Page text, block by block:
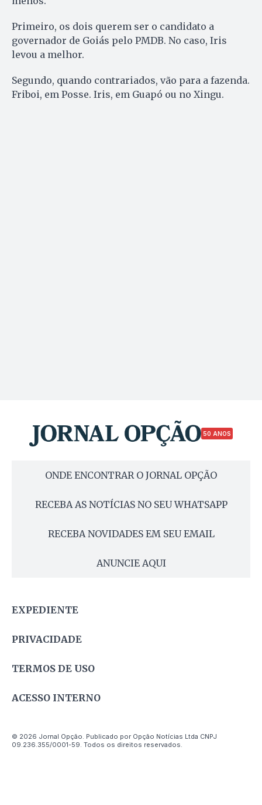
Primeiro, os dois querem ser o candidato a
governador de Goiás pelo PMDB. No caso, Iris
levou a melhor.
Segundo, quando contrariados, vão para a fazenda.
Friboi, em Posse. Iris, em Guapó ou no Xingu.
50 ANOS
ONDE ENCONTRAR O JORNAL OPÇÃO
RECEBA AS NOTÍCIAS NO SEU WHATSAPP
RECEBA NOVIDADES EM SEU EMAIL
ANUNCIE AQUI
EXPEDIENTE
PRIVACIDADE
TERMOS DE USO
ACESSO INTERNO
© 2026 Jornal Opção. Publicado por Opção Notícias Ltda CNPJ
09.236.355/0001-59. Todos os direitos reservados.